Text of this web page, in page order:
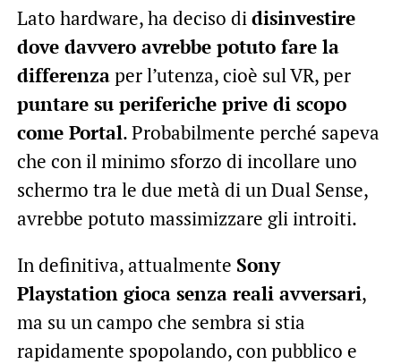
Lato hardware, ha deciso di disinvestire
dove davvero avrebbe potuto fare la
differenzaper l’utenza, cioè sul VR, per
puntare su periferiche prive di scopo
come Portal. Probabilmente perché sapeva
che con il minimo sforzo di incollare uno
schermo tra le due metà di un Dual Sense,
avrebbe potuto massimizzare gli introiti.
In definitiva, attualmente Sony
Playstation gioca senza reali avversari,
ma su un campo che sembra si stia
rapidamente spopolando, con pubblico e